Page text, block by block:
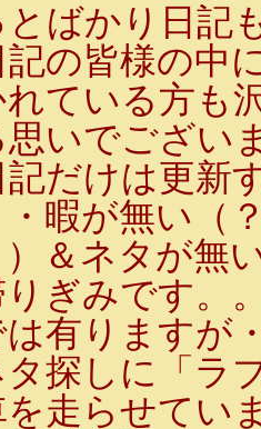
ばかり日記
記の皆様の中
ている方も
いでござい
記だけは更新
暇が無い（
＆ネタが無
ぎみです。
は有りますが
探しに「ラ
を走らせてい